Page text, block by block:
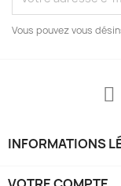
Vous pouvez vous
INFORMATIONS